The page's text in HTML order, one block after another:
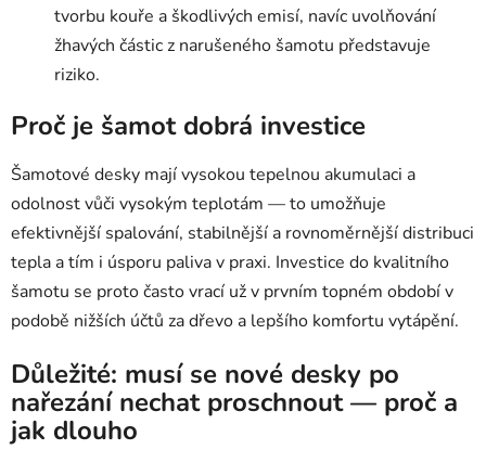
tvorbu kouře a škodlivých emisí, navíc uvolňování
žhavých částic z narušeného šamotu představuje
riziko.
Proč je šamot dobrá investice
Šamotové desky mají vysokou tepelnou akumulaci a
odolnost vůči vysokým teplotám — to umožňuje
efektivnější spalování, stabilnější a rovnoměrnější distribuci
tepla a tím i úsporu paliva v praxi. Investice do kvalitního
šamotu se proto často vrací už v prvním topném období v
podobě nižších účtů za dřevo a lepšího komfortu vytápění.
Důležité: musí se nové desky po
nařezání nechat proschnout — proč a
jak dlouho